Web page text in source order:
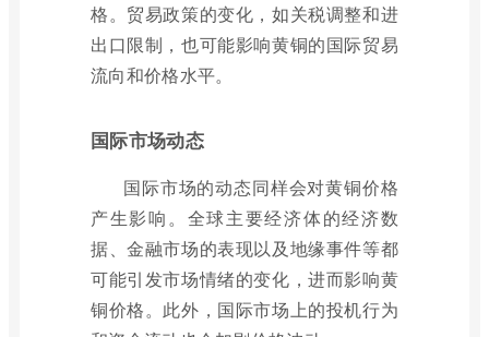
格。贸易政策的变化，如关税调整和进
出口限制，也可能影响黄铜的国际贸易
流向和价格水平。
国际市场动态
国际市场的动态同样会对黄铜价格
产生影响。全球主要经济体的经济数
据、金融市场的表现以及地缘事件等都
可能引发市场情绪的变化，进而影响黄
铜价格。此外，国际市场上的投机行为